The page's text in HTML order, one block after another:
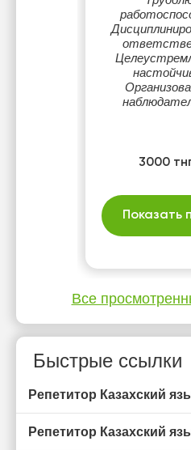
3000
Показать
Все
Быстрые ссылки
Репетитор Казахский
Репетитор Казахский